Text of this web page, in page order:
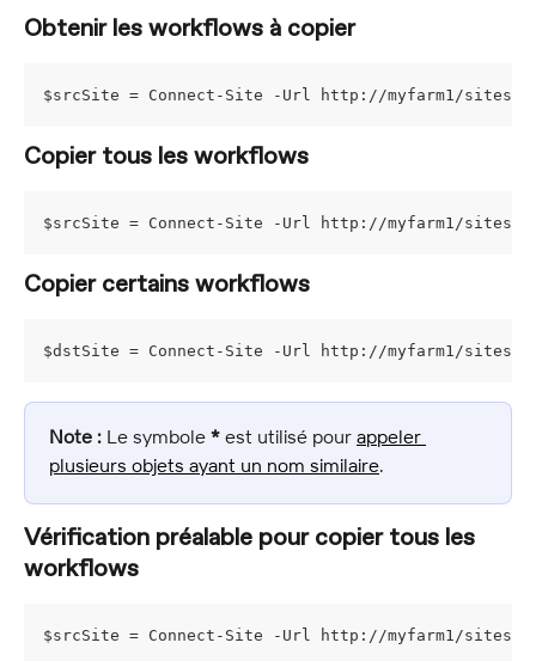
Obtenir les workflows à copier
$srcSite = Connect-Site -Url http://myfarm1/sites/
Copier tous les workflows
$srcSite = Connect-Site -Url http://myfarm1/sites/
Copier certains workflows
$dstSite = Connect-Site -Url http://myfarm1/sites/
Note : Le symbole * est utilisé pour appeler
plusieurs objets ayant un nom similaire.
Vérification préalable pour copier tous les
workflows
$srcSite = Connect-Site -Url http://myfarm1/sites/